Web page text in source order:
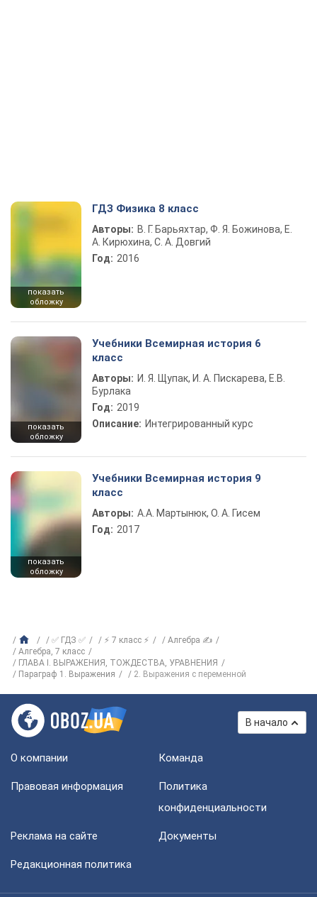
показать
обложку
ГДЗ Физика 8 класс
Авторы: В. Г. Барьяхтар, Ф. Я. Божинова, Е.
А. Кирюхина, С. А. Довгий
Год: 2016
показать
обложку
Учебники Всемирная история 6
класс
Авторы: И. Я. Щупак, И. А. Пискарева, Е.В.
Бурлака
Год: 2019
Описание: Интегрированный курс
показать
обложку
Учебники Всемирная история 9
класс
Авторы: А.А. Мартынюк, О. А. Гисем
Год: 2017
✅ ГДЗ ✅ ⚡ 7 класс ⚡
Алгебра ✍
Алгебра, 7 класс
ГЛАВА I. ВЫРАЖЕНИЯ, ТОЖДЕСТВА, УРАВНЕНИЯ
Параграф 1. Выражения
2. Выражения с переменной
В начало
О компании Команда
Правовая информация
Политика
конфиденциальности
Реклама на сайте Документы
Редакционная политика